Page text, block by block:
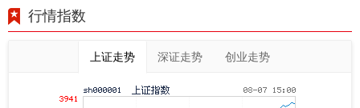
行情指数
上证走势 深证走势 创业走势